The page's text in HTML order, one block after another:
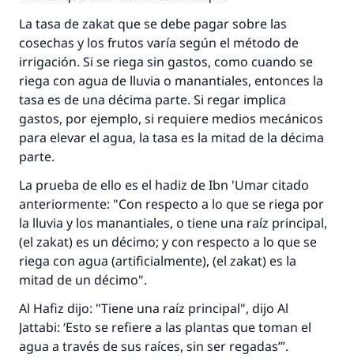
La tasa dezakatque se debe pagar sobre las
cosechas y los frutos varía según el método de
irrigación. Si se riega sin gastos, como cuando se
riega con agua de lluvia o manantiales, entonces la
tasa es de una décima parte. Si regar implica
gastos, por ejemplo, si requiere medios mecánicos
para elevar el agua, la tasa es la mitad de la décima
parte.
La prueba de ello es el hadiz de Ibn 'Umar citado
anteriormente: "Con respecto a lo que se riega por
la lluvia y los manantiales, o tiene una raíz principal,
(el zakat) es un décimo; y con respecto a lo que se
riega con agua (artificialmente), (el zakat) es la
mitad de un décimo".
Al Hafiz dijo: "Tiene una raíz principal", dijo Al
Jattabi: ‘Esto se refiere a las plantas que toman el
agua a través de sus raíces, sin ser regadas’”.
Contribuir